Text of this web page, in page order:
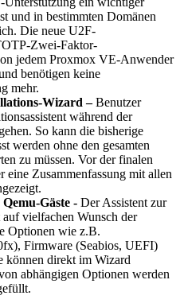
und in bestimmten Domänen
Die neue U2F-
Zwei-Faktor-
jedem Proxmox VE-Anwender
benötigen keine
mehr.
Wizard –Benutzer
während der
So kann die bisherige
werden ohne den gesamten
zu müssen. Vor der finalen
Zusammenfassung mit allen
Gäste - Der Assistent zur
vielfachen Wunsch der
Optionen wie z.B.
Firmware (Seabios, UEFI)
können direkt im Wizard
abhängigen Optionen werden